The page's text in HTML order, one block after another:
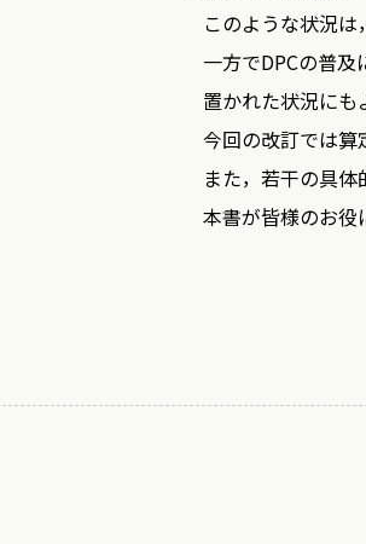
このような状況は
一方でDPCの普及
置かれた状況にも
今回の改訂では算
また，若干の具体
本書が皆様のお役